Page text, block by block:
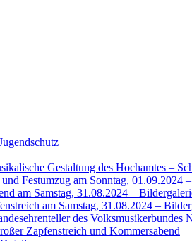
Gestaltung des Hochamtes –
Festumzug am Sonntag, 01.09.2024
am Samstag, 31.08.2024 –
am Samstag, 31.08.2024 –
des Volksmusikerbundes
Zapfenstreich und Kommersabend